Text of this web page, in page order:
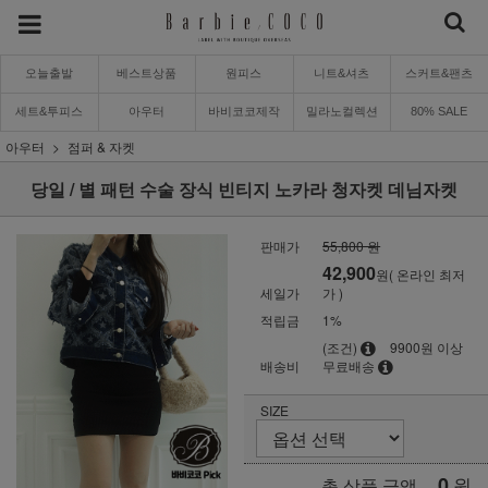
오늘출발 베스트상품 원피스 니트&셔츠 스커트&팬츠
세트&투피스 아우터 바비코코제작 밀라노컬렉션 80% SALE
아우터 점퍼 & 자켓
당일 / 별 패턴 수술 장식 빈티지 노카라 청자켓 데님자켓
판매가 55,800 원
세일가
42,900원( 온라인 최저
가 )
적립금
1%
배송비
(조건)
9900원 이상
무료배송
SIZE